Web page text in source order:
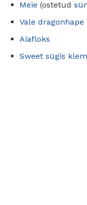
Meie (ostetud
Vale dragonhape
Aiafloks
Sweet sügis